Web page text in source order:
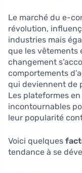
Le marché du e-
révolution,
industries mais
que les vêtements
changement
comportements
qui deviennent de
Les plateformes
incontournables
leur popularité
Voici quelques
tendance à se